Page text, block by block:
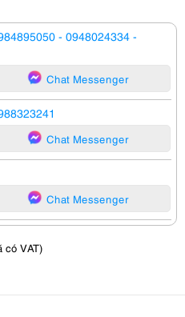
- 0948024334 -
Chat Messenger
Chat Messenger
Chat Messenger
có VAT)